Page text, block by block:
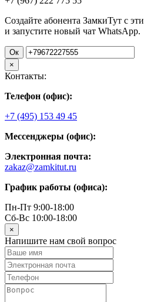
Создайте абонента ЗамкиТут с
и запустите новый чат WhatsApp.
Ок
×
Контакты:
Телефон (офис):
+7 (495) 153 49 45
Мессенджеры (офис):
Электронная почта:
zakaz@zamkitut.ru
График работы (офиса):
Пн-Пт 9:00-18:00
Сб-Вс 10:00-18:00
×
Напишите нам свой вопрос